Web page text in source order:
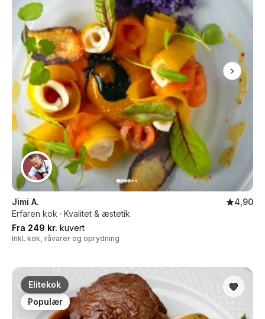
Jimi A.
4,90
Erfaren kok · Kvalitet & æstetik
Fra 249 kr. kuvert
Inkl. kok, råvarer og oprydning
Elitekok
Populær